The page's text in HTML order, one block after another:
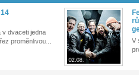
v dvaceti jedna
proměnlivou...
02.08.
V